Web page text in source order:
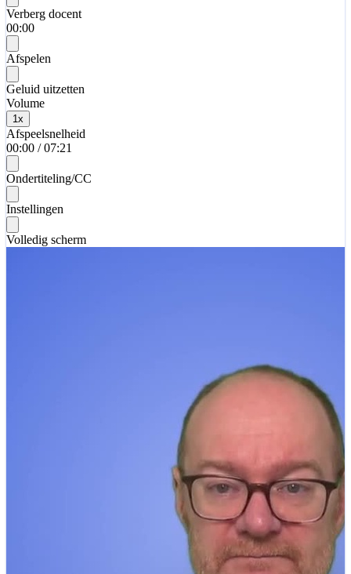
Verberg docent
00:00
Afspelen
Geluid uitzetten
Volume
1 x
Afspeelsnelheid
00:00 / 07:21
Ondertiteling/CC
Instellingen
Volledig scherm